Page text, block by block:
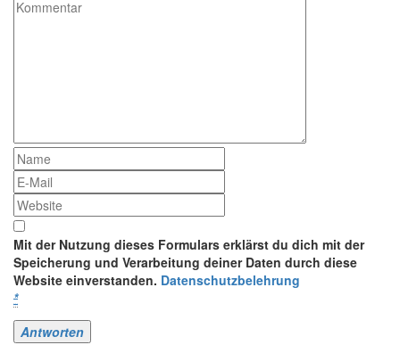
Mit der Nutzung dieses Formulars erklärst du dich mit der
Speicherung und Verarbeitung deiner Daten durch diese
Website einverstanden. Datenschutzbelehrung
*